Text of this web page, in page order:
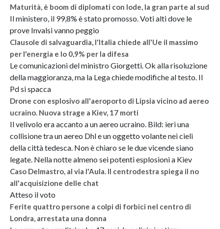
Maturità, è boom di diplomati con lode, la gran parte al sud
Il ministero, il 99,8% è stato promosso. Voti alti dove le
prove Invalsi vanno peggio
Clausole di salvaguardia, l'Italia chiede all'Ue il massimo
per l'energia e lo 0,9% per la difesa
Le comunicazioni del ministro Giorgetti. Ok alla risoluzione
della maggioranza, ma la Lega chiede modifiche al testo. Il
Pd si spacca
Drone con esplosivo all'aeroporto di Lipsia vicino ad aereo
ucraino. Nuova strage a Kiev, 17 morti
Il velivolo era accanto a un aereo ucraino. Bild: ieri una
collisione tra un aereo Dhl e un oggetto volante nei cieli
della città tedesca. Non è chiaro se le due vicende siano
legate. Nella notte almeno sei potenti esplosioni a Kiev
Caso Delmastro, al via l'Aula. Il centrodestra spiega il no
all'acquisizione delle chat
Atteso il voto
Ferite quattro persone a colpi di forbici nel centro di
Londra, arrestata una donna